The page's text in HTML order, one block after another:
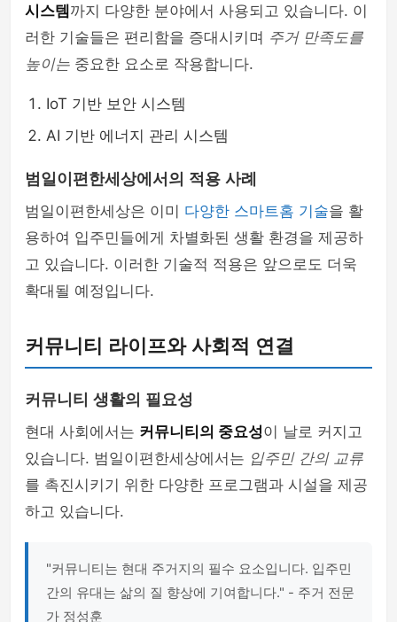
시스템 까지 다양한 분야에서 사용되고 있습니다. 이
러한 기술들은 편리함을 증대시키며 주거 만족도를
높이는 중요한 요소로 작용합니다.
IoT 기반 보안 시스템
AI 기반 에너지 관리 시스템
범일이편한세상에서의 적용 사례
범일이편한세상은 이미 다양한 스마트홈 기술을 활
용하여 입주민들에게 차별화된 생활 환경을 제공하
고 있습니다. 이러한 기술적 적용은 앞으로도 더욱
확대될 예정입니다.
커뮤니티 라이프와 사회적 연결
커뮤니티 생활의 필요성
현대 사회에서는 커뮤니티의 중요성이 날로 커지고
있습니다. 범일이편한세상에서는 입주민 간의 교류
를 촉진시키기 위한 다양한 프로그램과 시설을 제공
하고 있습니다.
"커뮤니티는 현대 주거지의 필수 요소입니다. 입주민
간의 유대는 삶의 질 향상에 기여합니다." - 주거 전문
가 정성훈